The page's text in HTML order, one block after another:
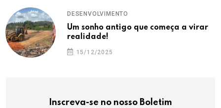
DESENVOLVIMENTO
Um sonho antigo que começa a virar
realidade!
15/12/2025
Inscreva-se no nosso Boletim